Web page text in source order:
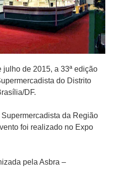
de 2015, a 33ª edição
do Distrito
DF.
da Região
foi realizado no Expo
pela Asbra –